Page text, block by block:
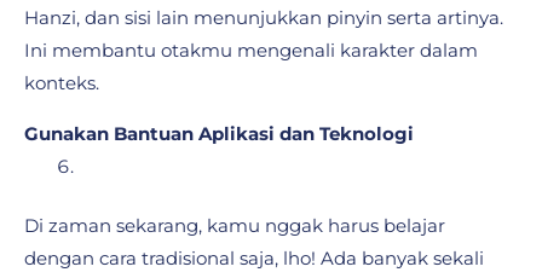
Hanzi, dan sisi lain menunjukkan pinyin serta artinya.
Ini membantu otakmu mengenali karakter dalam
konteks.
Gunakan Bantuan Aplikasi dan Teknologi
Di zaman sekarang, kamu nggak harus belajar
dengan cara tradisional saja, lho! Ada banyak sekali